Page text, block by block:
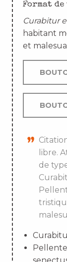
Format
Curabitur
habitant
et
libre.
de